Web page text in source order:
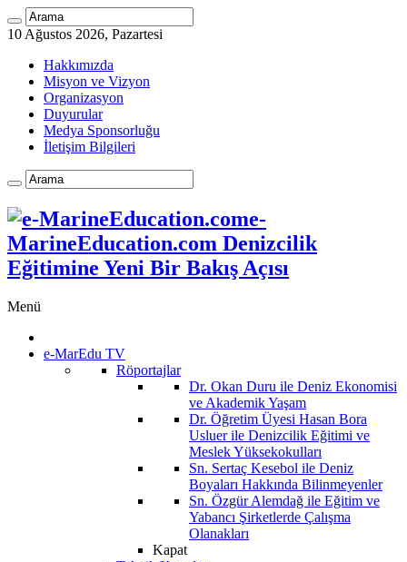
10 Ağustos 2026, Pazartesi
Hakkımızda
Misyon ve Vizyon
Organizasyon
Duyurular
Medya Sponsorluğu
İletişim Bilgileri
e-
MarineEducation.com Denizcilik
Eğitimine Yeni Bir Bakış Açısı
Menü
e-MarEdu TV
Röportajlar
Dr. Okan Duru ile Deniz Ekonomisi
ve Akademik Yaşam
Dr. Öğretim Üyesi Hasan Bora
Usluer ile Denizcilik Eğitimi ve
Meslek Yüksekokulları
Sn. Sertaç Kesebol ile Deniz
Boyaları Hakkında Bilinmeyenler
Sn. Özgür Alemdağ ile Eğitim ve
Yabancı Şirketlerde Çalışma
Olanakları
Kapat